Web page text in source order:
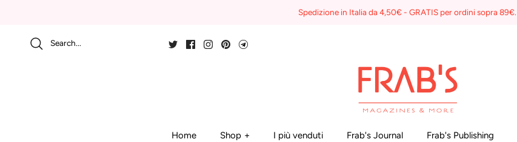
Spedizione in Italia da 4,50€ - GRATIS per ordini sopra 89€.
Search...
Home Shop I più venduti Frab's Journal Frab's Publishing